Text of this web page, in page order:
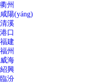
衢州
咸陽(yáng)
清溪
港口
福建
福州
威海
紹興
臨汾